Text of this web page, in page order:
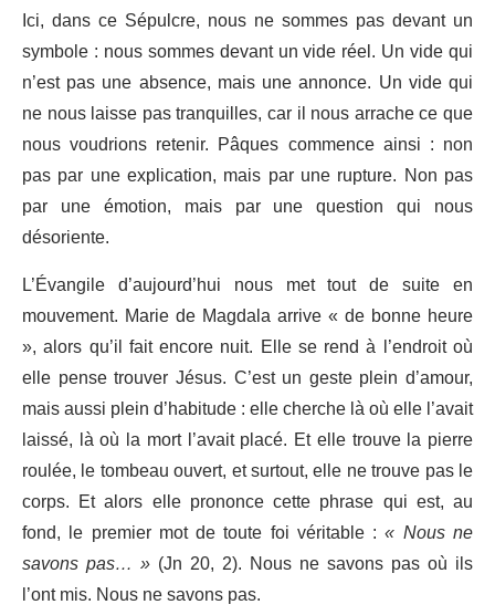
Ici, dans ce Sépulcre, nous ne sommes pas devant un
symbole : nous sommes devant un vide réel. Un vide qui
n’est pas une absence, mais une annonce. Un vide qui
ne nous laisse pas tranquilles, car il nous arrache ce que
nous voudrions retenir. Pâques commence ainsi : non
pas par une explication, mais par une rupture. Non pas
par une émotion, mais par une question qui nous
désoriente.
L’Évangile d’aujourd’hui nous met tout de suite en
mouvement. Marie de Magdala arrive « de bonne heure
», alors qu’il fait encore nuit. Elle se rend à l’endroit où
elle pense trouver Jésus. C’est un geste plein d’amour,
mais aussi plein d’habitude : elle cherche là où elle l’avait
laissé, là où la mort l’avait placé. Et elle trouve la pierre
roulée, le tombeau ouvert, et surtout, elle ne trouve pas le
corps. Et alors elle prononce cette phrase qui est, au
fond, le premier mot de toute foi véritable :« Nous ne
savons pas… » (Jn 20, 2). Nous ne savons pas où ils
l’ont mis. Nous ne savons pas.